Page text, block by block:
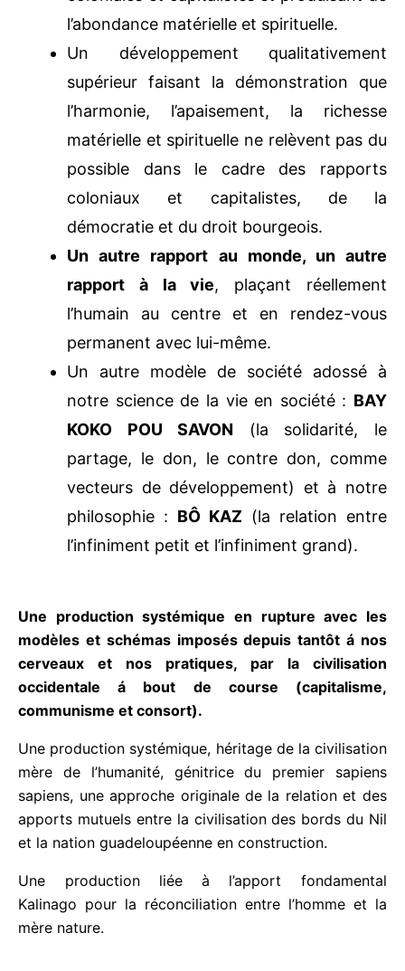
coloniales et capitalistes et produisant
de l’abondance matérielle et spirituelle.
Un développement qualitativement
supérieur faisant la démonstration que
l’harmonie, l’apaisement, la richesse
matérielle et spirituelle ne relèvent pas
du possible dans le cadre des rapports
coloniaux et capitalistes, de la
démocratie et du droit bourgeois.
Un autre rapport au monde, un autre
rapport à la vie, plaçant réellement
l’humain au centre et en rendez-vous
permanent avec lui-même.
Un autre modèle de société adossé à
notre science de la vie en société :BAY
KOKO POU SAVON(la solidarité, le
partage, le don, le contre don, comme
vecteurs de développement) et à notre
philosophie :BÔ KAZ(la relation entre
Une production systémique en rupture avec les
modèles et schémas imposés depuis tantôt á nos
cerveaux et nos pratiques, par la civilisation
occidentale á bout de course (capitalisme,
Une production systémique, héritage de la
civilisation mère de l’humanité, génitrice du premier
sapiens sapiens, une approche originale de la
relation et des apports mutuels entre la civilisation
construction.
Une production liée à l’apport fondamental